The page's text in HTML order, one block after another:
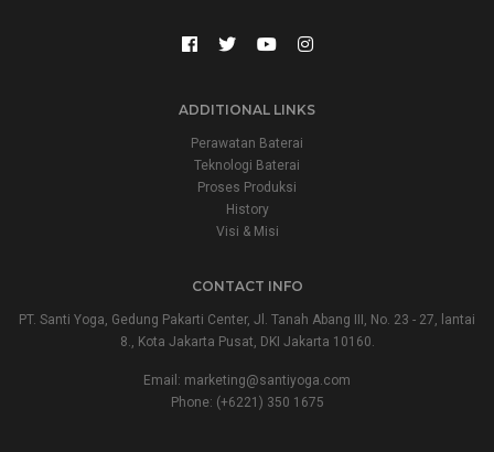
ADDITIONAL LINKS
Perawatan Baterai
Teknologi Baterai
Proses Produksi
History
Visi & Misi
CONTACT INFO
PT. Santi Yoga, Gedung Pakarti Center, Jl. Tanah Abang III, No. 23 - 27, lantai
8., Kota Jakarta Pusat, DKI Jakarta 10160.
Email: marketing@santiyoga.com
Phone: (+6221) 350 1675